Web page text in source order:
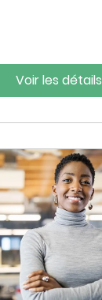
Voir les détails